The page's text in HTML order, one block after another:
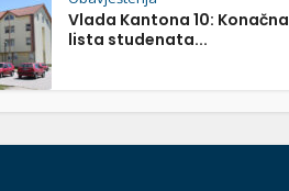
Vlada Kantona 10: Konačna
lista studenata...